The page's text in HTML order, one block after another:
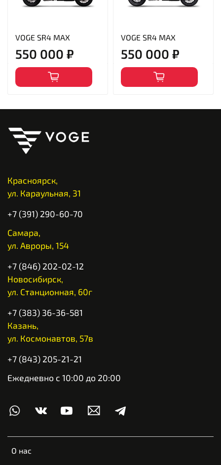
VOGE SR4 MAX
550 000 ₽
VOGE SR4 MAX
550 000 ₽
О нас
Красноярск,
ул. Караульная, 31
+7 (391) 290-60-70
Самара,
ул. Авроры, 154
+7 (846) 202-02-12
Новосибирск,
ул. Станционная, 60г
+7 (383) 36-36-581
Казань,
ул. Космонавтов, 57в
+7 (843) 205-21-21
Ежедневно с 10:00 до 20:00